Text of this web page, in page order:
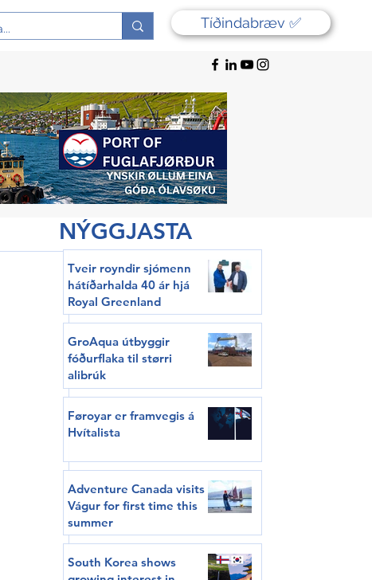
Tíðindabræv ✅
NÝGGJASTA
Tveir royndir sjómenn
hátíðarhalda 40 ár hjá
Royal Greenland
GroAqua útbyggir
fóðurflaka til størri
alibrúk
Føroyar er framvegis á
Hvítalista
Adventure Canada visits
Vágur for first time this
summer
South Korea shows